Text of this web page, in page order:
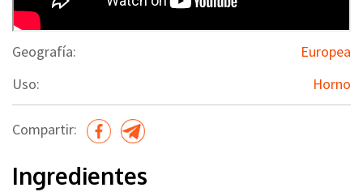
Geografía:
Europea
Uso:
Horno
Compartir:
Ingredientes